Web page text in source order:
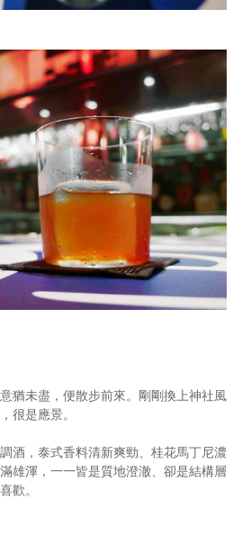
意猶未盡，便散步前來。剛剛換上神社風
很是應景。
酒，泰式香料清新爽勁、桂花馬丁尼濃
雄渾，一一皆是質地澄澈、卻是結構層
歡。